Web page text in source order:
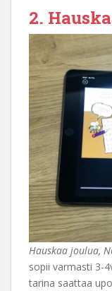
2.
Hauskaa joulua,
sopii varmasti 3-
tarina saattaa